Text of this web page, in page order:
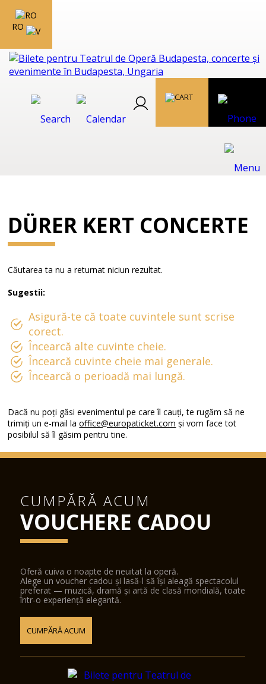
RO
DÜRER KERT CONCERTE
Căutarea ta nu a returnat niciun rezultat.
Sugestii:
Asigură-te că toate cuvintele sunt scrise
corect.
Încearcă alte cuvinte cheie.
Încearcă cuvinte cheie mai generale.
Încearcă o perioadă mai lungă.
Dacă nu poți găsi evenimentul pe care îl cauți, te rugăm să ne
trimiți un e-mail laoffice@europaticket.com și vom face tot
posibilul să îl găsim pentru tine.
CUMPĂRĂ ACUM
VOUCHERE CADOU
Oferă cuiva o noapte de neuitat la operă.
Alege un voucher cadou și lasă-l să își aleagă spectacolul
preferat — muzică, dramă și artă de clasă mondială, toate
într-o experiență elegantă.
CUMPĂRĂ ACUM